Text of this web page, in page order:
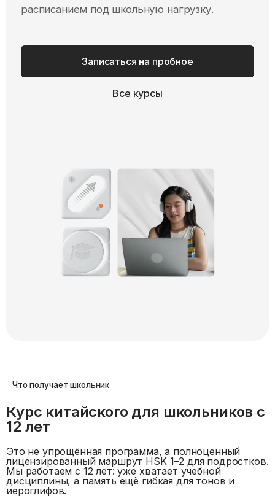
расписанием под школьную нагрузку.
Записаться на пробное
Все курсы
Что получает школьник
Курс китайского для школьников с
12 лет
Это не упрощённая программа, а полноценный
лицензированный маршрут HSK 1–2 для подростков.
Мы работаем с 12 лет: уже хватает учебной
дисциплины, а память ещё гибкая для тонов и
иероглифов.